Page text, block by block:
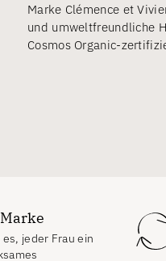
Marke Clémence et
und umweltfreundliche
Cosmos Organic-
jeder Frau ein